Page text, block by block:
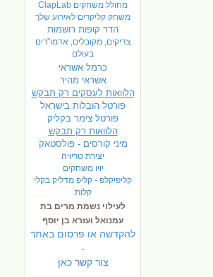
מחולל משחקים ClapLab
משחק קליקרים לאירוע שלך
הדר קופות רושמות
צדיקים, מקובלים, אדמו"רים
בעולם
כרמל אשראי
אשראי מהיר
הלוואות לעסקים רק תבקש
פורטל הובלות בישראל
פורטל צימר בקליק
הלוואות רק תבקש
מיני קורסים - פולסטאק
יצירת טריויה
יויו משחקים
קליפיקלפ - קליפ מדליק בקלי
קלות
לעילוי נשמת מרים בת
עמנואל ועזרא בן יוסף
להקדשה או פרסום באתר
-
צור קשר כאן